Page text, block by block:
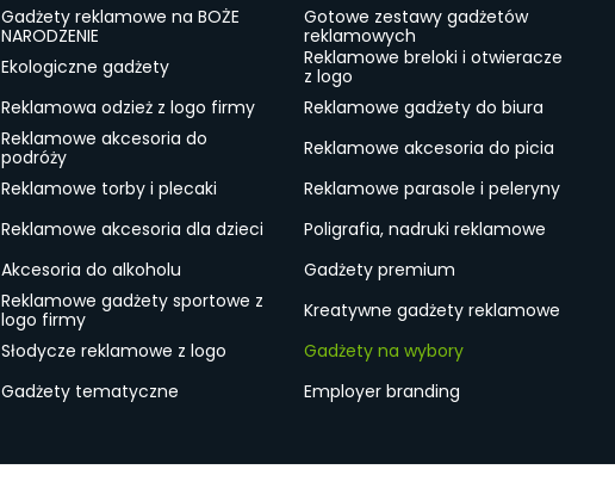
Gadżety reklamowe na BOŻE
NARODZENIE
Gotowe zestawy gadżetów
reklamowych
Ekologiczne gadżety
Reklamowe breloki i otwieracze
z logo
Reklamowa odzież z logo firmy
Reklamowe gadżety do biura
Reklamowe akcesoria do
podróży
Reklamowe akcesoria do picia
Reklamowe torby i plecaki
Reklamowe parasole i peleryny
Reklamowe akcesoria dla dzieci
Poligrafia, nadruki reklamowe
Akcesoria do alkoholu
Gadżety premium
Reklamowe gadżety sportowe z
logo firmy
Kreatywne gadżety reklamowe
Słodycze reklamowe z logo
Gadżety na wybory
Gadżety tematyczne Employer branding